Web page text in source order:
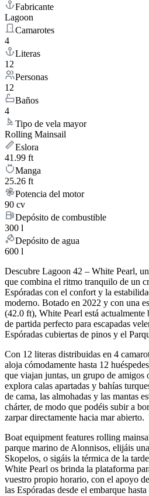
Fabricante
Lagoon
Camarotes
4
Literas
12
Personas
12
Baños
4
Tipo de vela mayor
Rolling Mainsail
Eslora
41.99 ft
Manga
25.26 ft
Potencia del motor
90 cv
Depósito de combustible
300 l
Depósito de agua
600 l
Descubre Lagoon 42 – White Pearl,
que combina el ritmo tranquilo de un
Espóradas con el confort y la
moderno. Botado en 2022 y con una
(42.0 ft), White Pearl está
de partida perfecto para escapadas
Espóradas cubiertas de pinos y el
Con 12 literas distribuidas en 4
aloja cómodamente hasta 12
que viajan juntas, un grupo de amigos
explora calas apartadas y bahías
de cama, las almohadas y las mantas
chárter, de modo que podéis subir a
zarpar directamente hacia mar abierto.
Boat equipment features rolling
parque marino de Alonnisos, elijáis
Skopelos, o sigáis la térmica de la
White Pearl os brinda la plataforma
vuestro propio horario, con el apoyo
las Espóradas desde el embarque